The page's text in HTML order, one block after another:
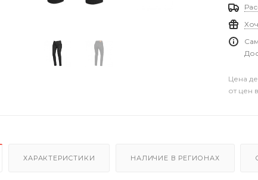
Цена
от цен
ХАРАКТЕРИСТИКИ НАЛИЧИЕ В РЕГИОНАХ